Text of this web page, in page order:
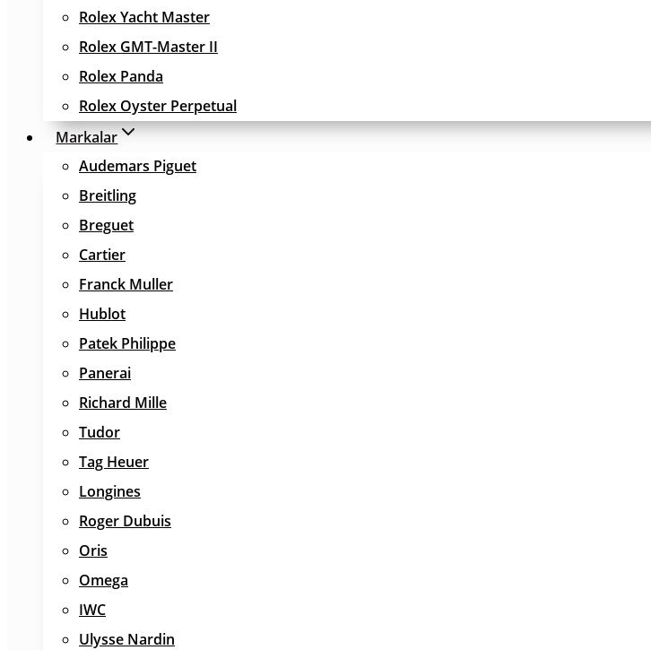
Rolex Yacht Master
Rolex GMT-Master II
Rolex Panda
Rolex Oyster Perpetual
Markalar
Audemars Piguet
Breitling
Breguet
Cartier
Franck Muller
Hublot
Patek Philippe
Panerai
Richard Mille
Tudor
Tag Heuer
Longines
Roger Dubuis
Oris
Omega
IWC
Ulysse Nardin